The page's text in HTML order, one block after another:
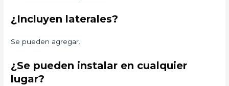
¿Incluyen laterales?
Se pueden agregar.
¿Se pueden instalar en cualquier
lugar?